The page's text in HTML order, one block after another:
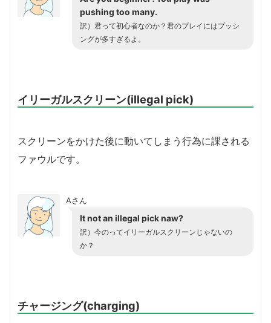
pushing too many.
訳）君って初心者なのか？君のプレイにはプッシ
ングが多すぎるよ。
イリーガルスクリーン(illegal pick)
スクリーンをかけた後に動いてしまう行為に課される
ファウルです。
Aさん
It not an illegal pick naw?
訳）今のってイリーガルスクリーンじゃないの
か？
チャージング(charging)